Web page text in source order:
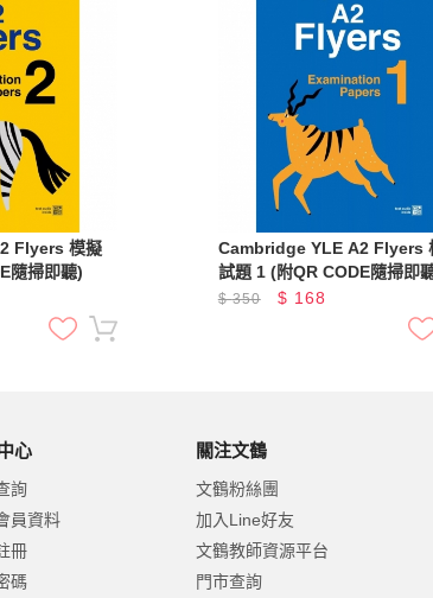
Flyers 模擬
隨掃即聽)
Cambridge YLE A2 Flyers
試題 1 (附QR CODE隨掃即
$350 $ 168
心
詢
員資料
冊
碼
關注文鶴
文鶴粉絲團
加入Line好友
文鶴教師資源平台
門市查詢